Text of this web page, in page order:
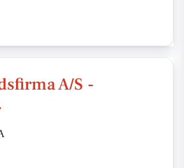
A/S -